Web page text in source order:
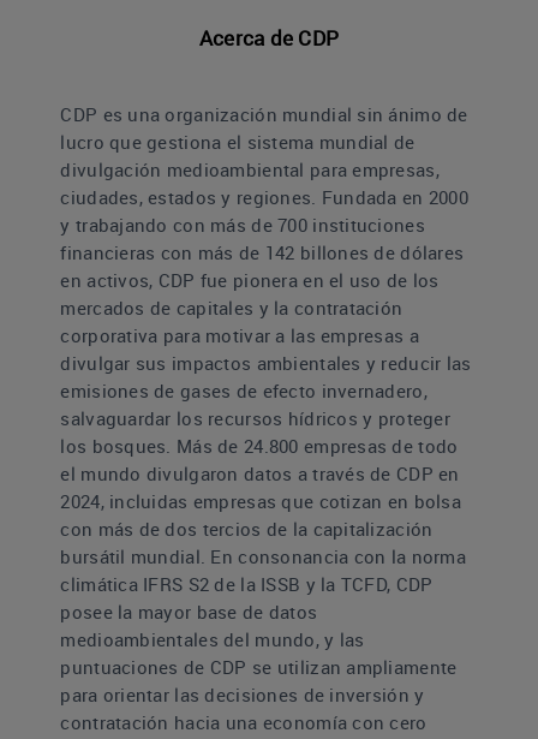
Acerca de CDP
CDP es una organización mundial sin ánimo de
lucro que gestiona el sistema mundial de
divulgación medioambiental para empresas,
ciudades, estados y regiones. Fundada en 2000
y trabajando con más de 700 instituciones
financieras con más de 142 billones de dólares
en activos, CDP fue pionera en el uso de los
mercados de capitales y la contratación
corporativa para motivar a las empresas a
divulgar sus impactos ambientales y reducir las
emisiones de gases de efecto invernadero,
salvaguardar los recursos hídricos y proteger
los bosques. Más de 24.800 empresas de todo
el mundo divulgaron datos a través de CDP en
2024, incluidas empresas que cotizan en bolsa
con más de dos tercios de la capitalización
bursátil mundial. En consonancia con la norma
climática IFRS S2 de la ISSB y la TCFD, CDP
posee la mayor base de datos
medioambientales del mundo, y las
puntuaciones de CDP se utilizan ampliamente
para orientar las decisiones de inversión y
contratación hacia una economía con cero